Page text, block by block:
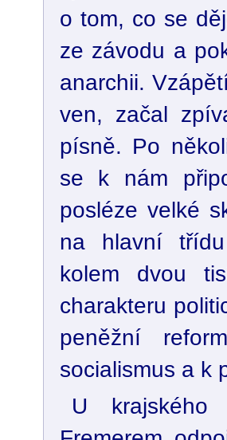
o tom, co se
ze závodu a
anarchii.
ven, začal
písně. Po
se k nám
posléze velké
na hlavní třídu
kolem dvou
charakteru
peněžní
socialismus a k
U